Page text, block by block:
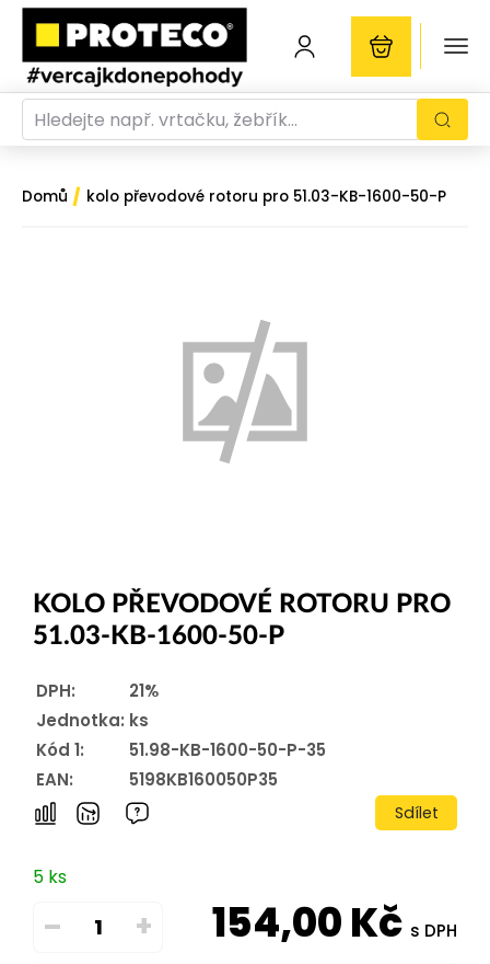
Domů / kolo převodové rotoru pro 51.03-KB-1600-50-P
KOLO PŘEVODOVÉ ROTORU PRO
51.03-KB-1600-50-P
DPH:
21%
Jednotka: ks
Kód 1:
51.98-KB-1600-50-P-35
EAN:
5198KB160050P35
Sdílet
5 ks
– + 154,00Kč s DPH